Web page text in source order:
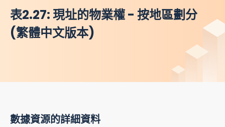
表2.27: 現址的物業權 - 按地區劃分
(繁體中文版本)
數據資源的詳細資料